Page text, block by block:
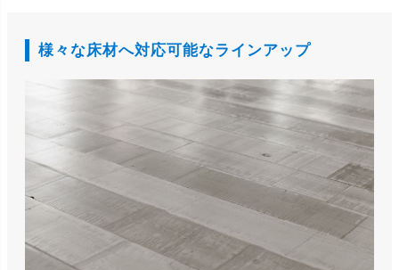
様々な床材へ対応可能なラインアップ